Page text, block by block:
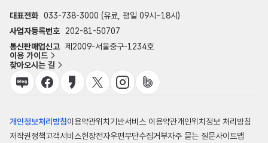
대표전화 033-738-3000 (유료, 평일 09시~18시)
사업자등록번호
202-81-50707
통신판매업신고 제2009-서울중구-1234호
이용 가이드
찾아오시는 길
개인정보처리방침이용약관위치기반서비스 이용약관개인위치정보 처리방침
저작권정책고객서비스헌장전자우편무단수집거부자주 묻는 질문사이트맵